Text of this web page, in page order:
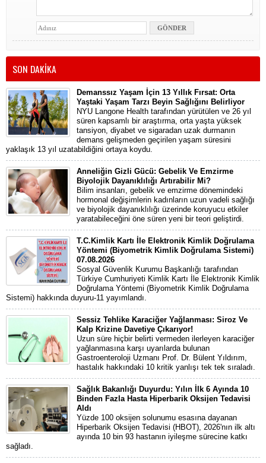
SON DAKİKA
Demanssız Yaşam İçin 13 Yıllık Fırsat: Orta
Yaştaki Yaşam Tarzı Beyin Sağlığını Belirliyor
NYU Langone Health tarafından yürütülen ve 26 yıl
süren kapsamlı bir araştırma, orta yaşta yüksek
tansiyon, diyabet ve sigaradan uzak durmanın
demans gelişmeden geçirilen yaşam süresini
yaklaşık 13 yıl uzatabildiğini ortaya koydu.
Anneliğin Gizli Gücü: Gebelik Ve Emzirme
Biyolojik Dayanıklılığı Artırabilir Mi?
Bilim insanları, gebelik ve emzirme dönemindeki
hormonal değişimlerin kadınların uzun vadeli sağlığı
ve biyolojik dayanıklılığı üzerinde koruyucu etkiler
yaratabileceğini öne süren yeni bir teori geliştirdi.
T.C.Kimlik Kartı İle Elektronik Kimlik Doğrulama
Yöntemi (Biyometrik Kimlik Doğrulama Sistemi)
07.08.2026
Sosyal Güvenlik Kurumu Başkanlığı tarafından
Türkiye Cumhuriyeti Kimlik Kartı İle Elektronik Kimlik
Doğrulama Yöntemi (Biyometrik Kimlik Doğrulama
Sistemi) hakkında duyuru-11 yayımlandı.
Sessiz Tehlike Karaciğer Yağlanması: Siroz Ve
Kalp Krizine Davetiye Çıkarıyor!
Uzun süre hiçbir belirti vermeden ilerleyen karaciğer
yağlanmasına karşı uyarılarda bulunan
Gastroenteroloji Uzmanı Prof. Dr. Bülent Yıldırım,
hastalık hakkındaki 10 kritik yanlışı tek tek sıraladı.
Sağlık Bakanlığı Duyurdu: Yılın İlk 6 Ayında 10
Binden Fazla Hasta Hiperbarik Oksijen Tedavisi
Aldı
Yüzde 100 oksijen solunumu esasına dayanan
Hiperbarik Oksijen Tedavisi (HBOT), 2026'nın ilk altı
ayında 10 bin 93 hastanın iyileşme sürecine katkı
sağladı.